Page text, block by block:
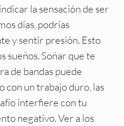
la sensación de ser
días, podrías
y sentir presión. Esto
sueños. Soñar que te
de bandas puede
con un trabajo duro, las
interfiere con tu
negativo. Ver a los